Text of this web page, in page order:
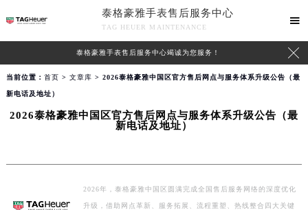
泰格豪雅手表售后服务中心
TAG HEUER MAINTENANCE

泰格豪雅手表售后服务中心竭诚为您服务！ 
当前位置： 首页 > 文章库 > 2026泰格豪雅中国区官方售后网点与服务体系升级公告（最
新电话及地址）
2026泰格豪雅中国区官方售后网点与服务体系升级公告（最
新电话及地址）
2026年，泰格豪雅中国区圆满完成全国售后服务网络的深度优化
升级，借助网点革新、服务拓展、流程重塑、热线整合四大关键